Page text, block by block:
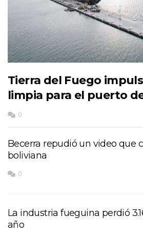
Tierra del Fuego
limpia para el puerto
0
Becerra repudió un video que
boliviana
0
La industria fueguina perdió
año